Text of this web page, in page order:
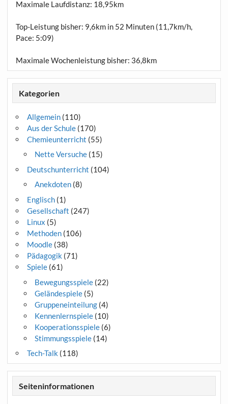
Maximale Laufdistanz: 18,95km
Top-Leistung bisher: 9,6km in 52 Minuten (11,7km/h,
Pace: 5:09)
Maximale Wochenleistung bisher: 36,8km
Kategorien
Allgemein(110)
Aus der Schule(170)
Chemieunterricht (55)
Nette Versuche(15)
Deutschunterricht (104)
Anekdoten(8)
Englisch(1)
Gesellschaft (247)
Linux (5)
Methoden(106)
Moodle(38)
Pädagogik (71)
Spiele(61)
Bewegungsspiele(22)
Geländespiele(5)
Gruppeneinteilung(4)
Kennenlernspiele(10)
Kooperationsspiele(6)
Stimmungsspiele(14)
Tech-Talk (118)
Seiteninformationen